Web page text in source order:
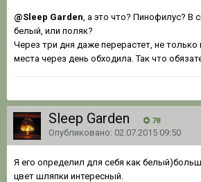
@Sleep Garden , а это что? Пинофилус? В
белый, или поляк?
Через три дня даже перерастет, не
места через день обходила. Так что
Sleep Garden 78
Опубликовано: 02.07.2015 09:50
Я его определил для себя как
цвет шляпки интересный.